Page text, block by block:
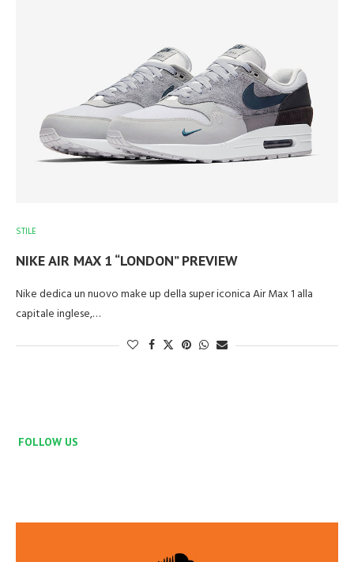
STILE
NIKE AIR MAX 1 “LONDON” PREVIEW
Nike dedica un nuovo make up della super iconica Air Max 1 alla
capitale inglese,…
FOLLOW US